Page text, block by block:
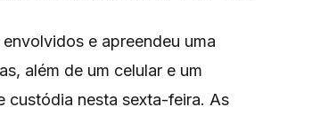
e apreendeu uma
além de um celular e um
custódia nesta sexta-feira. As